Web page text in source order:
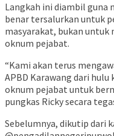
Langkah ini diambil guna
benar tersalurkan untuk
masyarakat, bukan untuk
oknum pejabat.
“Kami akan terus
APBD Karawang dari hulu
oknum pejabat untuk
pungkas Ricky secara
Sebelumnya, dikutip dari